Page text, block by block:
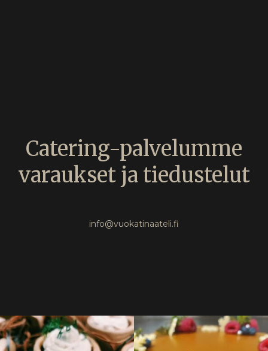
Catering-palvelumme
varaukset ja tiedustelut
info@vuokatinaateli.fi